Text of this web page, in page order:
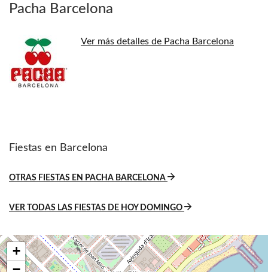
Pacha Barcelona
Ver más detalles de Pacha Barcelona
Fiestas en Barcelona
OTRAS FIESTAS EN PACHA BARCELONA
VER TODAS LAS FIESTAS DE HOY DOMINGO